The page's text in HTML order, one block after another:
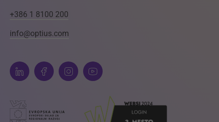
+386 1 8100 200
info@optius.com